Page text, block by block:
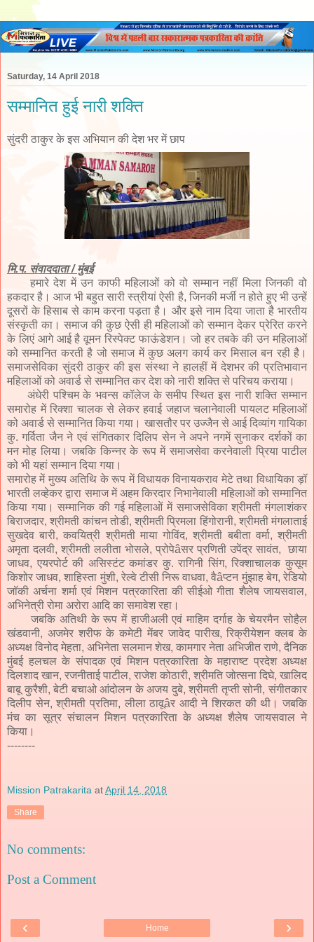
Saturday, 14 April 2018
सम्मानित हुई नारी शक्ति
सुंदरी ठाकुर के इस अभियान की देश भर में छाप
मि.प. संवाददाता / मुंबई
हमारे देश में उन काफी महिलाओं को वो सम्मान नहीं मिला जिनकी वो
हकदार है। आज भी बहुत सारी स्त्रीयां ऐसी है, जिनकी मर्जी न होते हुए भी उन्हें
दूसरों के हिसाब से काम करना पड़ता है। और इसे नाम दिया जाता है भारतीय
संस्कृती का। समाज की कुछ ऐसी ही महिलाओं को सम्मान देकर प्रेरित करने
के लिएं आगे आई है वूमन रिस्पेक्ट फाऊंडेशन। जो हर तबके की उन महिलाओं
को सम्मानित करती है जो समाज में कुछ अलग कार्य कर मिसाल बन रही है।
समाजसेविका सुंदरी ठाकुर की इस संस्था ने हालहीं में देशभर की प्रतिभावान
महिलाओं को अवार्ड से सम्मानित कर देश को नारी शक्ति से परिचय कराया।
अंधेरी पश्चिम के भवन्स कॉलेज के समीप स्थित इस नारी शक्ति सम्मान
समारोह में रिक्शा चालक से लेकर हवाई जहाज चलानेवाली पायलट महिलाओं
को अवार्ड से सम्मानित किया गया। खासतौर पर उज्जैन से आई दिव्यांग गायिका
कु. गर्विता जैन ने एवं संगितकार दिलिप सेन ने अपने नगमें सुनाकर दर्शकों का
मन मोह लिया। जबकि किन्नर के रूप में समाजसेवा करनेवाली प्रिया पाटील
को भी यहां सम्मान दिया गया।
समारोह में मुख्य अतिथि के रूप में विधायक विनायकराव मेटे तथा विधायिका ड़ॉ
भारती लव्हेकर द्वारा समाज में अहम किरदार निभानेवाली महिलाओं को सम्मानित
किया गया। सम्मानिक की गई महिलाओं में समाजसेविका श्रीमती मंगलाशंकर
बिराजदार, श्रीमती कांचन तोडी, श्रीमती प्रिमला हिंगोरानी, श्रीमती मंगलाताई
सुखदेव बारी, कवयित्री श्रीमती माया गोविंद, श्रीमती बबीता वर्मा, श्रीमती
अमृता दलवी, श्रीमती ललीता भोसले, प्रोपेâसर प्रणिती उपेंद्र सावंत, छाया
जाधव, एयरपोर्ट की असिस्टंट कमांडर कु. रागिनी सिंग, रिक्शाचालक कुसूम
किशोर जाधव, शाहिस्ता मुंशी, रेल्वे टीसी निरू वाधवा, वैâप्टन मुंझाह बेग, रेडियो
जॉकी अर्चना शर्मा एवं मिशन पत्रकारिता की सीईओ गीता शैलेष जायसवाल,
अभिनेत्री रोमा अरोरा आदि का समावेश रहा।
जबकि अतिथी के रूप में हाजीअली एवं माहिम दर्गाह के चेयरमैन सोहैल
खंडवानी, अजमेर शरीफ के कमेटी मेंबर जावेद पारीख, रिक्रीयेशन क्लब के
अध्यक्ष विनोद मेहता, अभिनेता सलमान शेख, कामगार नेता अभिजीत राणे, दैनिक
मुंबई हलचल के संपादक एवं मिशन पत्रकारिता के महाराष्ट प्रदेश अध्यक्ष
दिलशाद खान, रजनीताई पाटील, राजेश कोठारी, श्रीमति जोत्सना दिघे, खालिद
बाबू कुरैशी, बेटी बचाओ आंदोलन के अजय दुबे, श्रीमती तृप्ती सोनी, संगीतकार
दिलीप सेन, श्रीमती प्रतिमा, लीला ठावूâर आदी ने शिरकत की थी। जबकि
मंच का सूत्र संचालन मिशन पत्रकारिता के अध्यक्ष शैलेष जायसवाल ने
किया।
--------
Mission Patrakarita atApril 14, 2018
Share
No comments:
Post a Comment
‹ ›
Home